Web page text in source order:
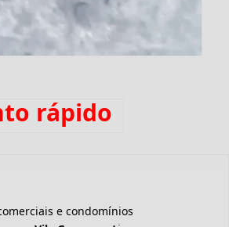
rápido
e condomínios